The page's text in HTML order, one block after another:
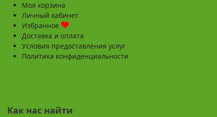
Моя корзина
Личный кабинет
Избранное
Доставка и оплата
Условия предоставления услуг
Политика конфиденциальности
Как нас найти